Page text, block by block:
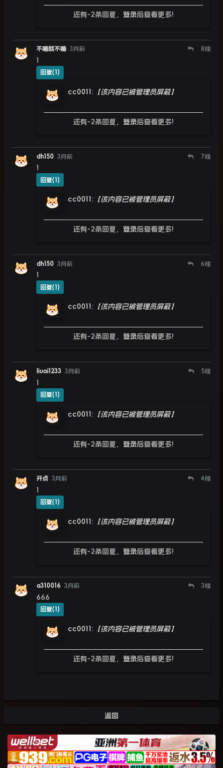
还有-2条回复， 登录后查看更多!
不睡就不睡 3月前 8楼
1
回复(1)
cc0011 : 【该内容已被管理员屏蔽】
还有-2条回复， 登录后查看更多!
dh150 3月前 7楼
1
回复(1)
cc0011 : 【该内容已被管理员屏蔽】
还有-2条回复， 登录后查看更多!
dh150 3月前 6楼
1
回复(1)
cc0011 : 【该内容已被管理员屏蔽】
还有-2条回复， 登录后查看更多!
liuai1233 3月前 5楼
1
回复(1)
cc0011 : 【该内容已被管理员屏蔽】
还有-2条回复， 登录后查看更多!
开点 3月前 4楼
1
回复(1)
cc0011 : 【该内容已被管理员屏蔽】
还有-2条回复， 登录后查看更多!
a310016 3月前 3楼
666
回复(1)
cc0011 : 【该内容已被管理员屏蔽】
还有-2条回复， 登录后查看更多!
返回